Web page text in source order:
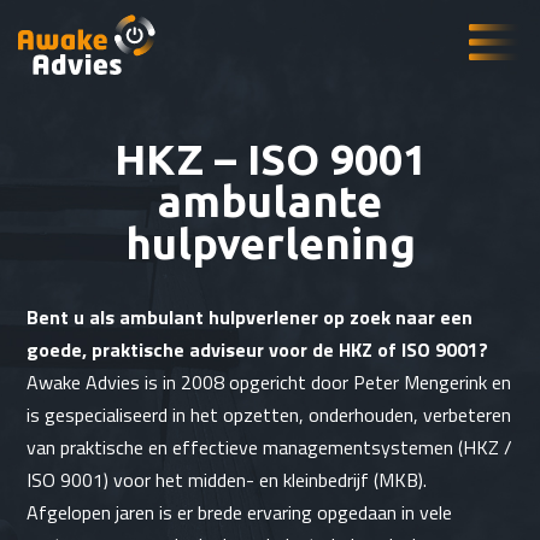
HKZ – ISO 9001
ambulante
hulpverlening
Bent u als ambulant hulpverlener op zoek naar een
goede, praktische adviseur voor de HKZ of ISO 9001?
Awake Advies is in 2008 opgericht door Peter Mengerink en
is gespecialiseerd in het opzetten, onderhouden, verbeteren
van praktische en effectieve managementsystemen (HKZ /
ISO 9001) voor het midden- en kleinbedrijf (MKB).
Afgelopen jaren is er brede ervaring opgedaan in vele